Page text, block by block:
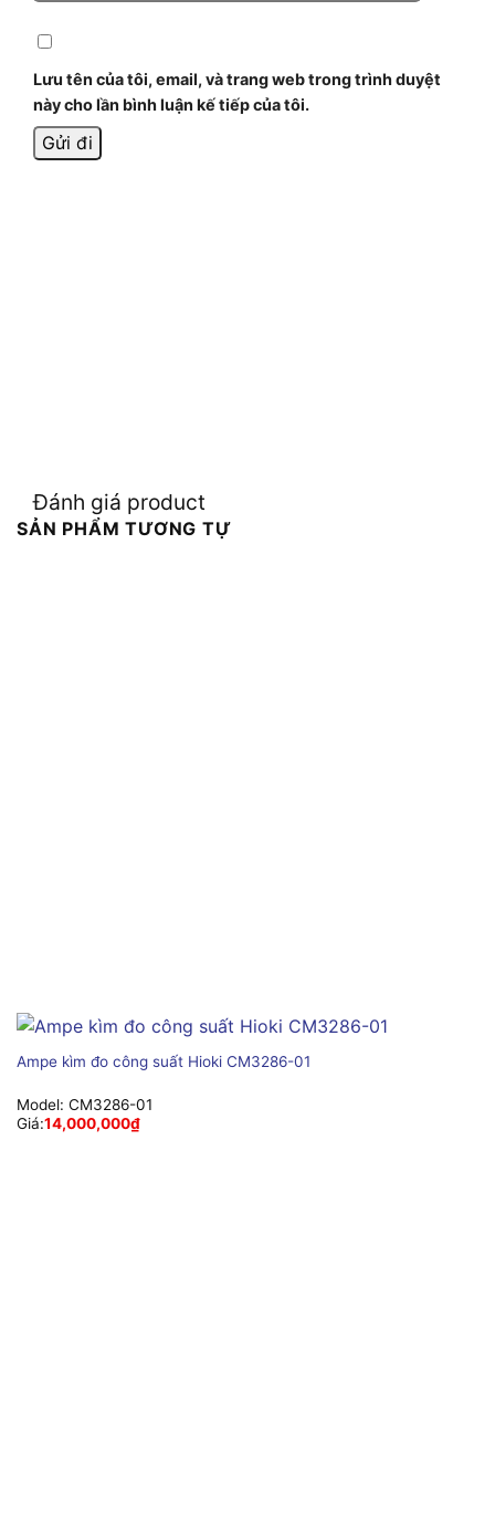
Lưu tên của tôi, email, và trang web trong trình duyệt
này cho lần bình luận kế tiếp của tôi.
Đánh giá product
SẢN PHẨM TƯƠNG TỰ
Ampe kìm đo công suất Hioki CM3286-01
Model: CM3286-01
Giá:14,000,000₫